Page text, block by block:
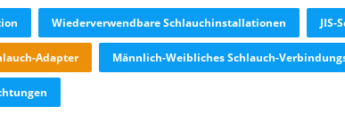
Wiederverwendbare Schlauchinstallationen JIS-
Adapter Männlich-Weibliches Schlauch-